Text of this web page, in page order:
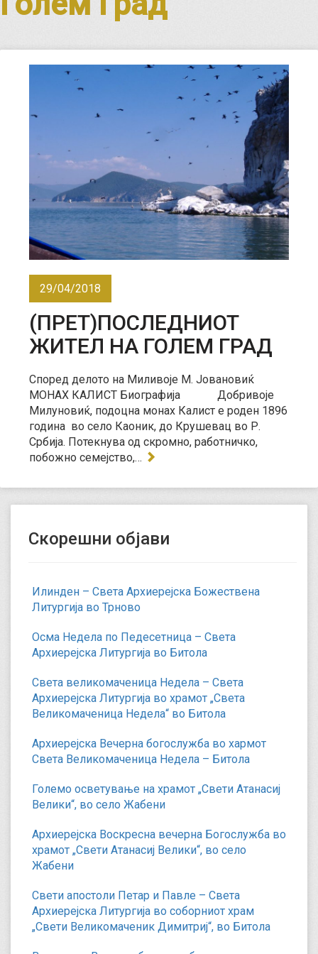
29/04/2018
(ПРЕТ)ПОСЛЕДНИОТ
ЖИТЕЛ НА ГОЛЕМ ГРАД
Според делото на Миливоје М. Јовановиќ
МОНАХ КАЛИСТ Биографија Добривоје
Милуновиќ, подоцна монах Калист е роден 1896
година во село Каоник, до Крушевац во Р.
Србија. Потекнува од скромно, работничко,
побожно семејство,…
Скорешни објави
Илинден – Света Архиерејска Божествена
Литургија во Трново
Осма Недела по Педесетница – Света
Архиерејска Литургија во Битола
Света великомаченица Недела – Света
Архиерејска Литургија во храмот „Света
Великомаченица Недела“ во Битола
Архиерејска Вечерна богослужба во хармот
Света Великомаченица Недела – Битола
Големо осветување на храмот „Свети Атанасиј
Велики“, во село Жабени
Архиерејска Воскресна вечерна Богослужба во
храмот „Свети Атанасиј Велики“, во село
Жабени
Свети апостоли Петар и Павле – Света
Архиерејска Литургија во соборниот храм
„Свети Великомаченик Димитриј“, во Битола